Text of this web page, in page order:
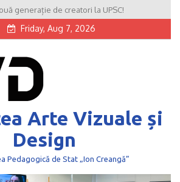
generație de creatori la UPSC!
Friday, Aug 7, 2026
Arte Vizuale și
Design
Pedagogică de Stat „Ion Creangă”